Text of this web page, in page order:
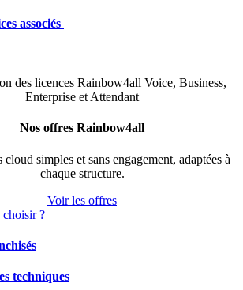
associés
Nos offres Rainbow4all
cloud simples et sans engagement, adaptées à
chaque structure.
Voir les offres
choisir ?
techniques